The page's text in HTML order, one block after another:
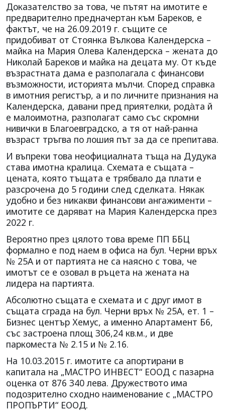
Доказателство за това, че пътят на имотите е
предварително предначертан към Бареков, е
фактът, че на 26.09.2019 г. същите се
придобиват от Стоянка Вълкова Календерска –
майка на Мария Олева Календерска – жената до
Николай Бареков и майка на децата му. От къде
възрастната дама е разполагала с финансови
възможности, историята мълчи. Според справка
в имотния регистър, а и по личните признания на
Календерска, давани пред приятелки, рода̀та й
е малоимотна, разполагат само със скромни
нивички в Благоевградско, а тя от най-ранна
възраст тръгва по лошия път за да се препитава.
И въпреки това неофициалната тъща на Дудука
става имотна кралица. Схемата е същата –
цената, която тъщата е трябвало да плати е
разсрочена до 5 години след сделката. Някак
удобно и без никакви финансови ангажименти –
имотите се даряват на Мария Календерска през
2022 г.
Вероятно през цялото това време ПП ББЦ
формално е под наем в офиса на бул. Черни връх
№ 25А и от партията не са наясно с това, че
имотът се е озовал в ръцета на жената на
лидера на партията.
Абсолютно същата е схемата и с друг имот в
същата сграда на бул. Черни връх № 25А, ет. 1 –
Бизнес център Хемус, а именно Апартамент Б6,
със застроена площ 306,24 кв.м., и две
паркоместа № 2.15 и № 2.16.
На 10.03.2015 г. имотите са апортирани в
капитала на „МАСТРО ИНВЕСТ“ ЕООД с пазарна
оценка от 876 340 лева. Дружеството има
подозрително сходно наименование с „МАСТРО
ПРОПЪРТИ“ ЕООД.